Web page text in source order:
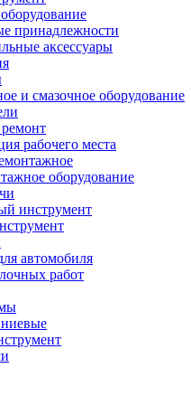
принадлежности
аксессуары
и смазочное оборудование
рабочего места
оборудование
инструмент
автомобиля
работ